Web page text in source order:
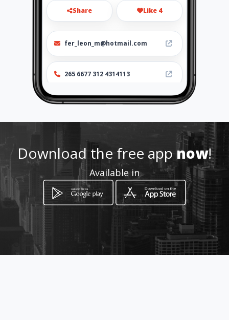
Share Like 4
fer_leon_m@hotmail.com
265 6677 312 4314113
http://www.amarillasinternet
-
How to get
Download the free appnow!
Available in